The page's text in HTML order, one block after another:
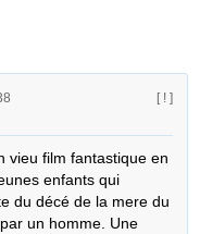
[ ! ]
vieu film fantastique en
enfants qui
du décé de la mere du
un homme. Une